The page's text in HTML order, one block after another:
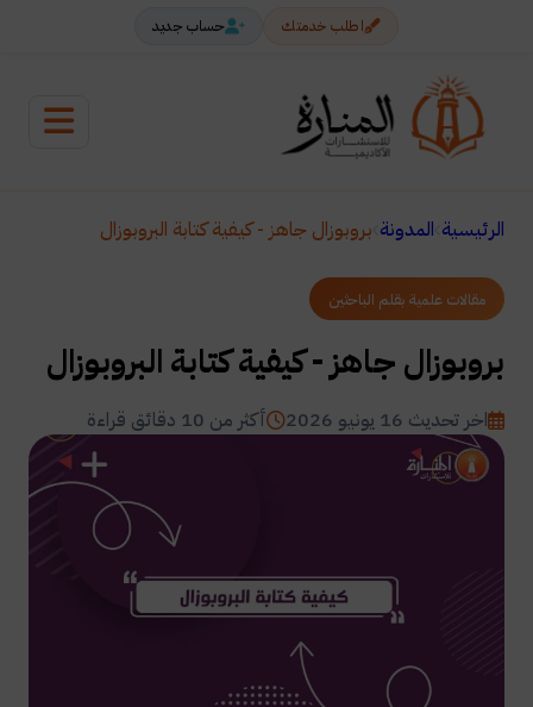
اطلب خدمتك حساب جديد
الرئيسية المدونة بروبوزال جاهز - كيفية كتابة البروبوزال
مقالات علمية بقلم الباحثين
بروبوزال جاهز - كيفية كتابة البروبوزال
اخر تحديث 16 يونيو 2026 أكثر من 10 دقائق قراءة